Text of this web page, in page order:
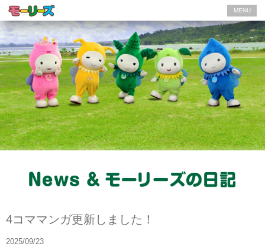
MENU
4コママンガ更新しました！
2025/09/23